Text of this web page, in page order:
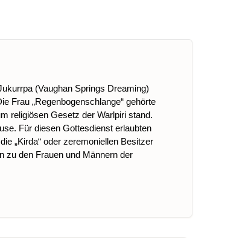
(Vaughan Springs Dreaming)
Frau „Regenbogenschlange“ gehörte
religiösen Gesetz der Warlpiri stand.
Für diesen Gottesdienst erlaubten
„Kirda“ oder zeremoniellen Besitzer
zu den Frauen und Männern der